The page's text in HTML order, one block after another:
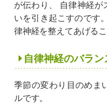
が伝わり、
自律神経が
いを引き起こすのです。
律神経を整えてあげる
自律神経のバラ
季節の変わり目のめま
ルです。